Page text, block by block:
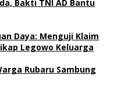
Bakti TNI AD Bantu
Daya: Menguji Klaim
Legowo Keluarga
Rubaru Sambung